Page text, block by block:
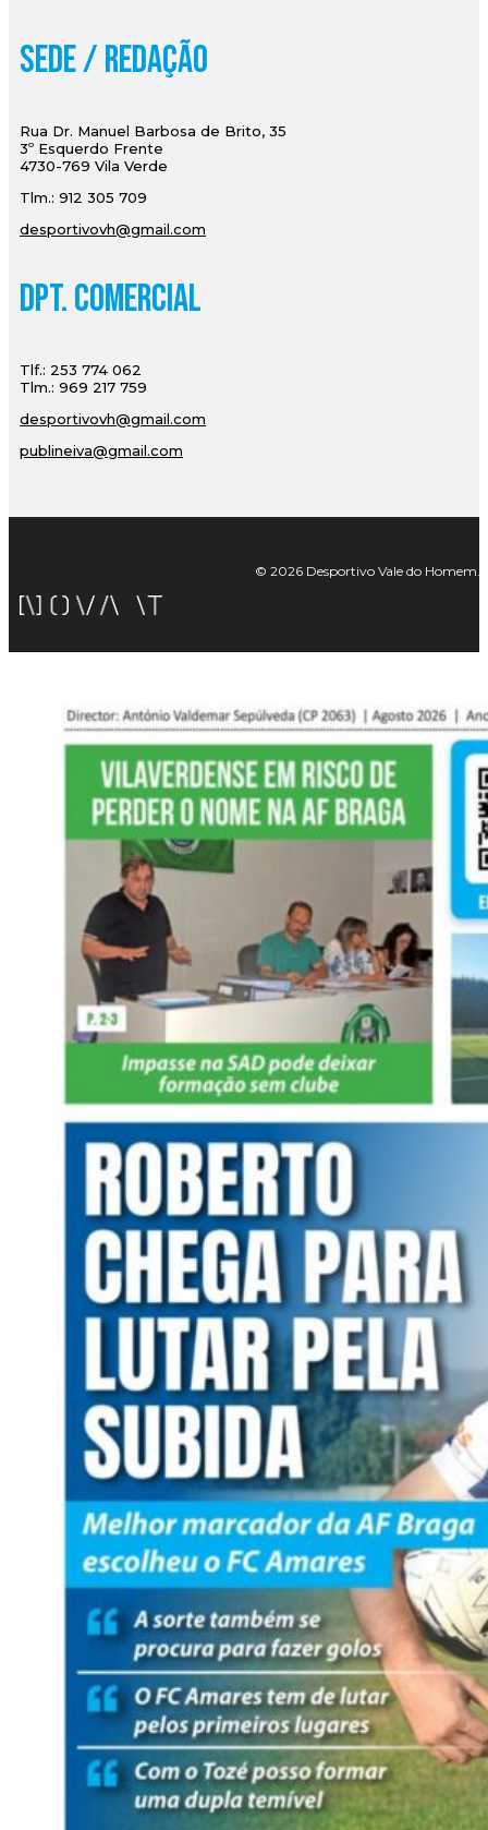
Sede / Redação
Rua Dr. Manuel Barbosa de Brito, 35
3º Esquerdo Frente
4730-769 Vila Verde
Tlm.: 912 305 709
desportivovh@gmail.com
Dpt. Comercial
Tlf.: 253 774 062
Tlm.: 969 217 759
desportivovh@gmail.com
publineiva@gmail.com
© 2026 Desportivo Vale do Homem.